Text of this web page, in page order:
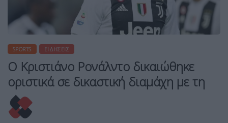
SPORTS ΕΙΔΉΣΕΙΣ
Ο Κριστιάνο Ρονάλντο δικαιώθηκε
οριστικά σε δικαστική διαμάχη με τη